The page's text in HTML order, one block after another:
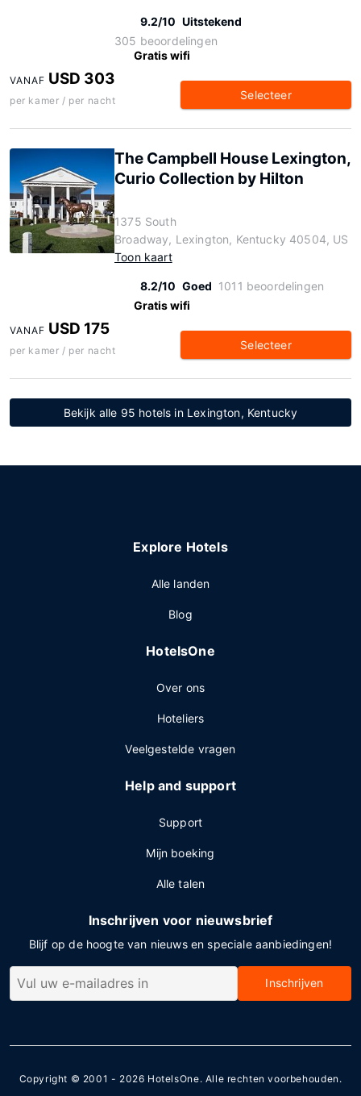
9.2/10 Uitstekend
305 beoordelingen
Gratis wifi
VANAF USD 303
per kamer / per nacht Selecteer
The Campbell House Lexington,
Curio Collection by Hilton
1375 South
Broadway, Lexington, Kentucky 40504, US
Toon kaart
8.2/10 Goed 1011 beoordelingen
Gratis wifi
VANAF USD 175
per kamer / per nacht Selecteer
Bekijk alle 95 hotels in Lexington, Kentucky
Explore Hotels
Alle landen
Blog
HotelsOne
Over ons
Hoteliers
Veelgestelde vragen
Help and support
Support
Mijn boeking
Alle talen
Inschrijven voor nieuwsbrief
Blijf op de hoogte van nieuws en speciale aanbiedingen!
Inschrijven
Copyright © 2001 - 2026 HotelsOne. Alle rechten voorbehouden.